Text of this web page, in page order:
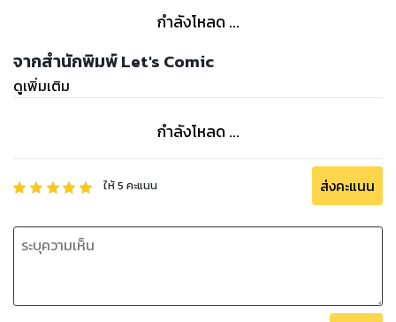
กำลังโหลด ...
จากสำนักพิมพ์ Let's Comic
ดูเพิ่มเติม
กำลังโหลด ...
ให้5 คะแนน ส่งคะแนน